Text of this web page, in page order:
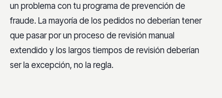
un problema con tu programa de prevención de
fraude. La mayoría de los pedidos no deberían tener
que pasar por un proceso de revisión manual
extendido y los largos tiempos de revisión deberían
ser la excepción, no la regla.